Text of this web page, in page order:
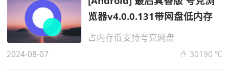
览器v4.0.0.131带网盘低内存
占内存低支持夸克网盘
2024-08-07 30190 ℃